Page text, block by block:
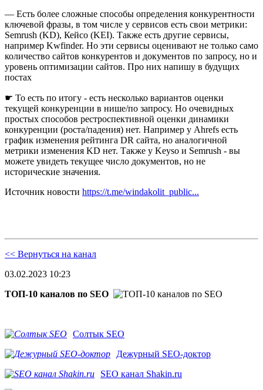
— Есть более сложные способы определения конкурентности
ключевой фразы, в том числе у сервисов есть свои метрики:
Semrush (KD), Кейсо (KEI). Также есть другие сервисы,
например Kwfinder. Но эти сервисы оценивают не только само
количество сайтов конкурентов и документов по запросу, но и
уровень оптимизации сайтов. Про них напишу в будущих
постах
☛ То есть по итогу - есть несколько вариантов оценки
текущей конкуренции в нише/по запросу. Но очевидных
простых способов рестроспективной оценки динамики
конкуренции (роста/падения) нет. Например у Ahrefs есть
график изменения рейтинга DR сайта, но аналогичной
метрики изменения KD нет. Также у Keyso и Semrush - вы
можете увидеть текущее число документов, но не
исторические значения.
Источник новости https://t.me/windakolit_public...
<< Вернуться на канал
03.02.2023 10:23
ТОП-10 каналов по SEO
Солтык SEO
Дежурный SEO-доктор
SEO канал Shakin.ru